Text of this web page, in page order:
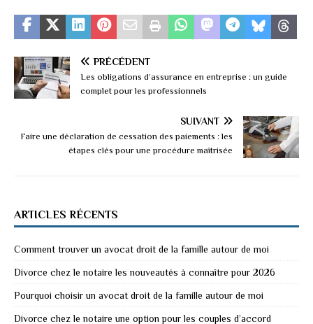
PRÉCÉDENT
Les obligations d’assurance en entreprise : un guide
complet pour les professionnels
SUIVANT
Faire une déclaration de cessation des paiements : les
étapes clés pour une procédure maîtrisée
ARTICLES RÉCENTS
Comment trouver un avocat droit de la famille autour de moi
Divorce chez le notaire les nouveautés à connaître pour 2026
Pourquoi choisir un avocat droit de la famille autour de moi
Divorce chez le notaire une option pour les couples d’accord